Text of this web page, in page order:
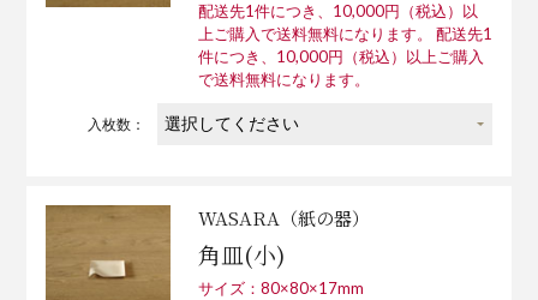
配送先1件につき、10,000円（税込）以
上ご購入で送料無料になります。 配送先1
件につき、10,000円（税込）以上ご購入
で送料無料になります。
入枚数：
WASARA（紙の器）
角皿(小)
サイズ：80×80×17mm